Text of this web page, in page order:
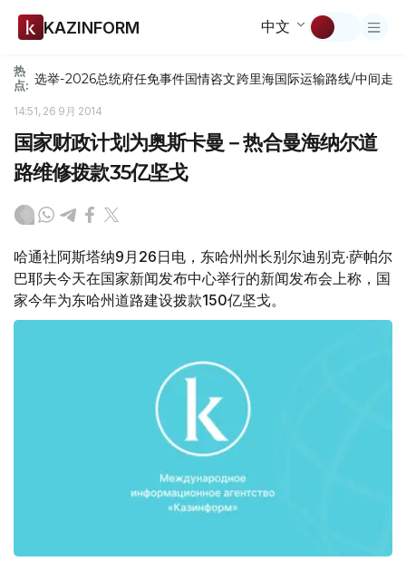
KAZINFORM 中文
热
点: 选举-2026总统府任免事件国情咨文跨里海国际运输路线/中间走廊
14:51, 26 9月 2014
国家财政计划为奥斯卡曼－热合曼海纳尔道
路维修拨款35亿坚戈
哈通社阿斯塔纳9月26日电，东哈州州长别尔迪别克∙萨帕尔
巴耶夫今天在国家新闻发布中心举行的新闻发布会上称，国
家今年为东哈州道路建设拨款150亿坚戈。